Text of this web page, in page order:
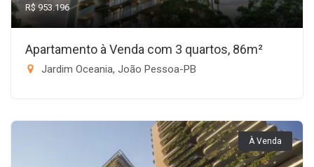
R$ 953.196
Apartamento à Venda com 3 quartos, 86m²
Jardim Oceania, João Pessoa-PB
À Venda